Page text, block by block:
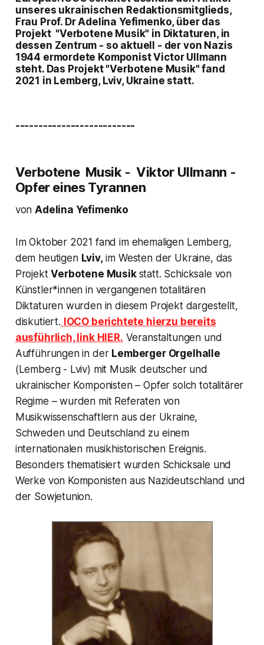
unseres ukrainischen Redaktionsmitglieds,
Frau Prof. Dr Adelina Yefimenko, über das
Projekt "Verbotene Musik" in Diktaturen, in
dessen Zentrum - so aktuell - der von Nazis
1944 ermordete Komponist Victor Ullmann
steht. Das Projekt "Verbotene Musik" fand
2021 in Lemberg, Lviv, Ukraine statt.
--------------------------
Verbotene Musik - Viktor Ullmann -
Opfer eines Tyrannen
vonAdelina Yefimenko
Im Oktober 2021 fand im ehemaligen Lemberg,
dem heutigen Lviv,im Westen der Ukraine, das
ProjektVerbotene Musik statt. Schicksale von
Künstler*innen in vergangenen totalitären
Diktaturen wurden in diesem Projekt dargestellt,
diskutiert. IOCO berichtete hierzu bereits
ausführlich, link HIER. Veranstaltungen und
Aufführungen in der Lemberger Orgelhalle
(Lemberg - Lviv) mit Musik deutscher und
ukrainischer Komponisten – Opfer solch totalitärer
Regime – wurden mit Referaten von
Musikwissenschaftlern aus der Ukraine,
Schweden und Deutschland zu einem
internationalen musikhistorischen Ereignis.
Besonders thematisiert wurden Schicksale und
Werke von Komponisten aus Nazideutschland und
der Sowjetunion.